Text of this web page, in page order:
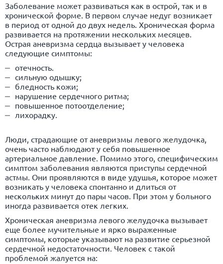
Заболевание может развиваться как в острой, так и в
хронической форме. В первом случае недуг возникает
в период от одной до двух недель. Хроническая форма
развивается на протяжении нескольких месяцев.
Острая аневризма сердца вызывает у человека
следующие симптомы:
отечность.
сильную одышку;
бледность кожи;
нарушение сердечного ритма;
повышенное потоотделение;
лихорадку.
Люди, страдающие от аневризмы левого желудочка,
очень часто наблюдают у себя повышенное
артериальное давление. Помимо этого, специфическим
симптом заболевания являются приступы сердечной
астмы. Они проявляются в виде удушья, которое может
возникать у человека спонтанно и длиться от
нескольких минут до пары часов. При этом у больного
иногда развивается отек легких.
Хроническая аневризма левого желудочка вызывает
еще более мучительные и ярко выраженные
симптомы, которые указывают на развитие серьезной
сердечной недостаточности. Человек с такой
проблемой жалуется на: